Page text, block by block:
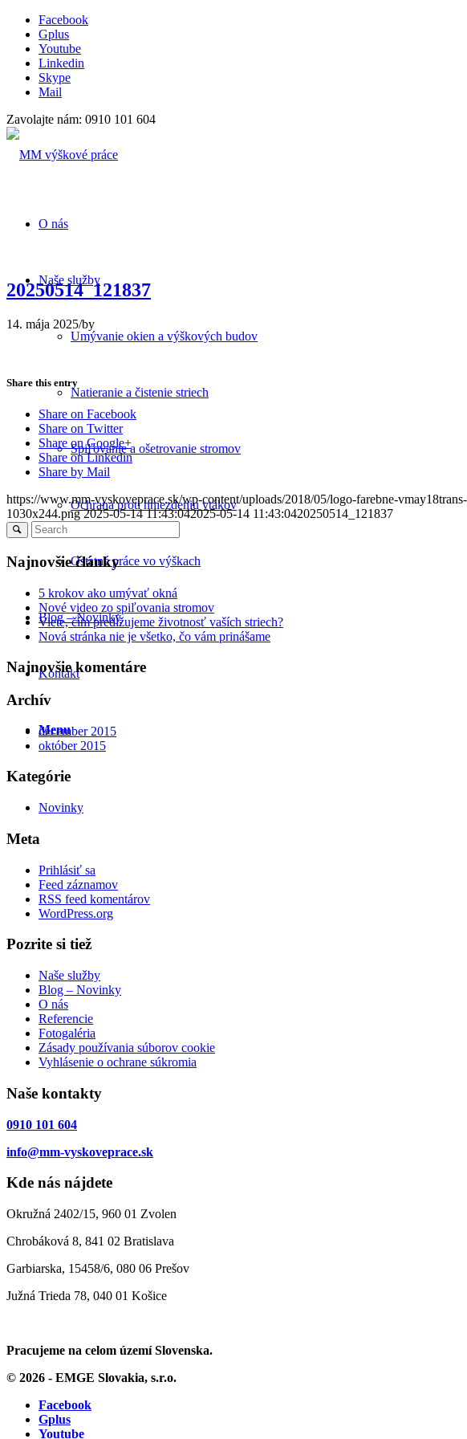
Facebook
Gplus
Youtube
Linkedin
Skype
Mail
Zavolajte nám: 0910 101 604
O nás
Naše služby
Umývanie okien a výškových budov
Natieranie a čistenie striech
Spiľovanie a ošetrovanie stromov
Ochrana proti hniezdeniu vtákov
Ostatné práce vo výškach
Blog – Novinky
Kontakt
Menu
20250514_121837
14. mája 2025/by
Share this entry
Share on Facebook
Share on Twitter
Share on Google+
Share on Linkedin
Share by Mail
https://www.mm-vyskoveprace.sk/wp-content/uploads/2018/05/logo-farebne-
1030x244.png 2025-05-14 11:43:042025-05-14 11:43:0420250514_121837
Najnovšie články
5 krokov ako umývať okná
Nové video zo spiľovania stromov
Viete, čím predĺžujeme životnosť vaších striech?
Nová stránka nie je všetko, čo vám prinášame
Najnovšie komentáre
Archív
december 2015
október 2015
Kategórie
Novinky
Meta
Prihlásiť sa
Feed záznamov
RSS feed komentárov
WordPress.org
Pozrite si tiež
Naše služby
Blog – Novinky
O nás
Referencie
Fotogaléria
Zásady používania súborov cookie
Vyhlásenie o ochrane súkromia
Naše kontakty
0910 101 604
info@mm-vyskoveprace.sk
Kde nás nájdete
Okružná 2402/15, 960 01 Zvolen
Chrobáková 8, 841 02 Bratislava
Garbiarska, 15458/6, 080 06 Prešov
Južná Trieda 78, 040 01 Košice
Pracujeme na celom území Slovenska.
© 2026 - EMGE Slovakia, s.r.o.
Facebook
Gplus
Youtube